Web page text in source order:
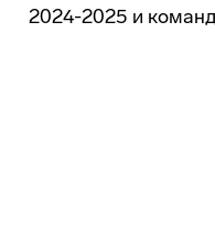
2024-2025 и